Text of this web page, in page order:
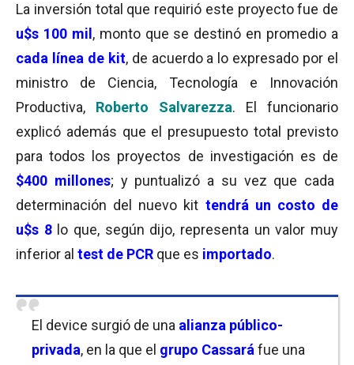
La inversión total que requirió este proyecto fue de
u$s 100 mil , monto que se destinó en promedio a
cada línea de kit, de acuerdo a lo expresado por el
ministro de Ciencia, Tecnología e Innovación
Productiva, Roberto Salvarezza. El funcionario
explicó además que el presupuesto total previsto
para todos los proyectos de investigación es de
$400 millones; y puntualizó a su vez que cada
determinación del nuevo kit tendrá un costo de
u$s 8 lo que, según dijo, representa un valor muy
inferior al test de PCR que es importado.
El device surgió de una alianza público-
privada, en la que el grupo Cassará fue una